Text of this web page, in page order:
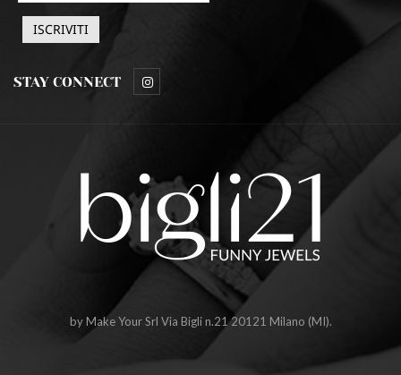
STAY CONNECT
by Make Your Srl Via Bigli n.21 20121 Milano (MI).